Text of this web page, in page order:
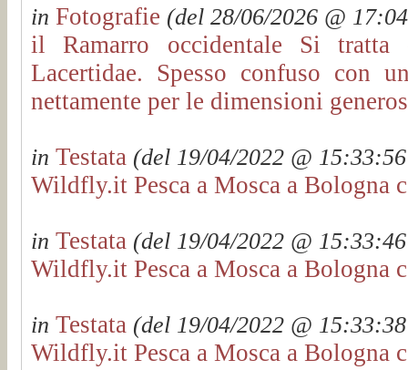
in Fotografie (del 28/06/2026 @
il Ramarro occidentale Si
Lacertidae. Spesso confuso con
nettamente per le dimensioni
in Testata (del 19/04/2022 @
Wildfly.it Pesca a Mosca a Bologna
in Testata (del 19/04/2022 @
Wildfly.it Pesca a Mosca a Bologna
in Testata (del 19/04/2022 @
Wildfly.it Pesca a Mosca a Bologna